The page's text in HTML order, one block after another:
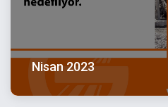
Nisan 2023